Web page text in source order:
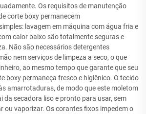
Os requisitos de manutenção
corte boxy permanecem
lavagem em máquina com água fria e
calor baixo são totalmente seguras e
Não são necessários detergentes
nem serviços de limpeza a seco, o que
ao mesmo tempo que garante que seu
boxy permaneça fresco e higiênico. O tecido
amarrotaduras, de modo que este moletom
da secadora liso e pronto para usar, sem
ou vaporizar. Os corantes fixos impedem o